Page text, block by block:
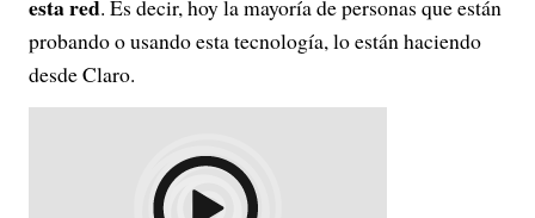
esta red. Es decir, hoy la mayoría de personas que están
probando o usando esta tecnología, lo están haciendo
desde Claro.